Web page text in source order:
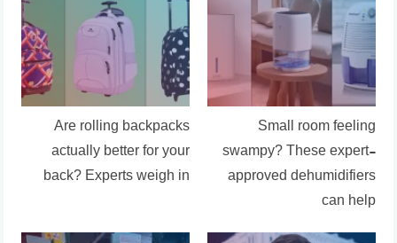
Small room feeling
swampy? These expert-
approved dehumidifiers
can help
Are rolling backpacks
actually better for your
back? Experts weigh in